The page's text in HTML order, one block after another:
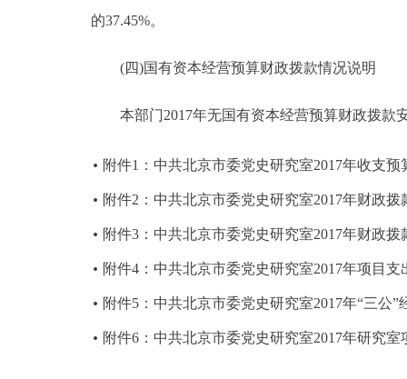
的37.45%。
(四)国有资本经营预算财政拨款情况说明
本部门2017年无国有资本经营预算财政拨款
附件1：中共北京市委党史研究室2017年收支预
附件2：中共北京市委党史研究室2017年财政拨
附件3：中共北京市委党史研究室2017年财政
附件4：中共北京市委党史研究室2017年项目支
附件5：中共北京市委党史研究室2017年“三公
附件6：中共北京市委党史研究室2017年研究